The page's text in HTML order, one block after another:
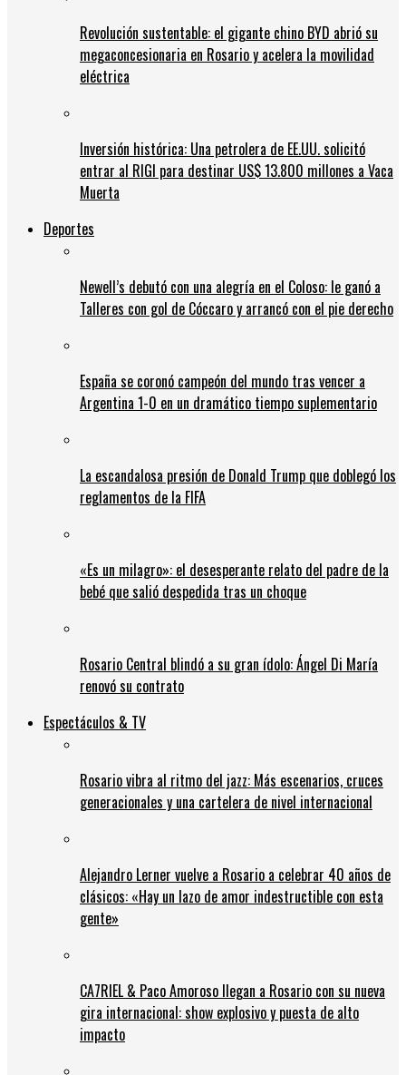
Revolución sustentable: el gigante chino BYD abrió su
megaconcesionaria en Rosario y acelera la movilidad
eléctrica
Inversión histórica: Una petrolera de EE.UU. solicitó
entrar al RIGI para destinar US$ 13.800 millones a Vaca
Muerta
Deportes
Newell’s debutó con una alegría en el Coloso: le ganó a
Talleres con gol de Cóccaro y arrancó con el pie derecho
España se coronó campeón del mundo tras vencer a
Argentina 1-0 en un dramático tiempo suplementario
La escandalosa presión de Donald Trump que doblegó los
reglamentos de la FIFA
«Es un milagro»: el desesperante relato del padre de la
bebé que salió despedida tras un choque
Rosario Central blindó a su gran ídolo: Ángel Di María
renovó su contrato
Espectáculos & TV
Rosario vibra al ritmo del jazz: Más escenarios, cruces
generacionales y una cartelera de nivel internacional
Alejandro Lerner vuelve a Rosario a celebrar 40 años de
clásicos: «Hay un lazo de amor indestructible con esta
gente»
CA7RIEL & Paco Amoroso llegan a Rosario con su nueva
gira internacional: show explosivo y puesta de alto
impacto